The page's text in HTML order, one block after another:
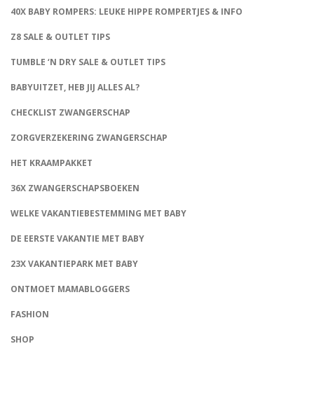
40X BABY ROMPERS: LEUKE HIPPE ROMPERTJES & INFO
Z8 SALE & OUTLET TIPS
TUMBLE ‘N DRY SALE & OUTLET TIPS
BABYUITZET, HEB JIJ ALLES AL?
CHECKLIST ZWANGERSCHAP
ZORGVERZEKERING ZWANGERSCHAP
HET KRAAMPAKKET
36X ZWANGERSCHAPSBOEKEN
WELKE VAKANTIEBESTEMMING MET BABY
DE EERSTE VAKANTIE MET BABY
23X VAKANTIEPARK MET BABY
ONTMOET MAMABLOGGERS
FASHION
SHOP